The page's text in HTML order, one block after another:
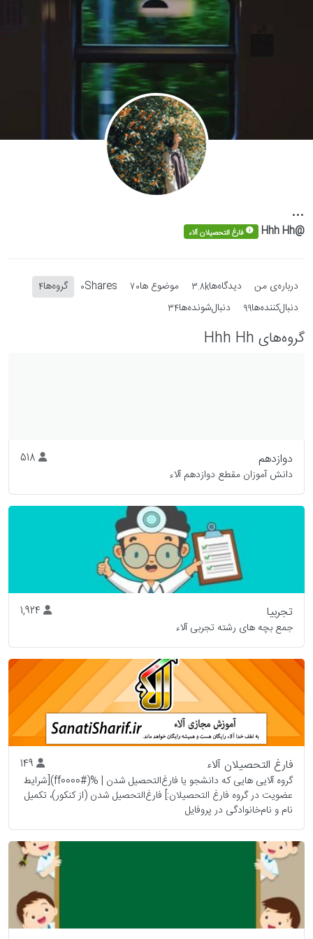
Skip to content
...
@Hhh Hh فارغ التحصیلان آلاء
درباره‌‌ی من دیدگاه‌ها3.8k موضوع ها70
Shares
0 گروه‌ها4
دنبال‌کننده‌ها99 دنبال‌شونده‌ها34
گروه‌های Hhh Hh
دوازدهم
دانش آموزان مقطع دوازدهم آلاء
تجربیا
جمع بچه های رشته تجربی آلاء
فارغ التحصیلان آلاء
‌گروه آلایی هایی که دانشجو یا فارغ‌التحصیل شدن | %(#ff0000)[شرایط
عضویت در گروه فارغ التحصیلان:] فارغ‌التحصیل شدن (از کنکور)، تکمیل
نام و نام‌خانوادگی در پروفایل